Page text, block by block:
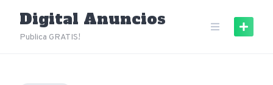
content
Digital Anuncios
Publica GRATIS!